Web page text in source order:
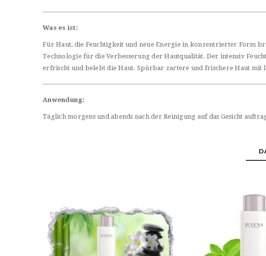
Was es ist:
Für Haut, die Feuchtigkeit und neue Energie in konzentrierter Form
Technologie für die Verbesserung der Hautqualität. Der intensiv
erfrischt und belebt die Haut. Spürbar zartere und frischere Haut mit
Anwendung:
Täglich morgens und abends nach der Reinigung auf das Gesicht